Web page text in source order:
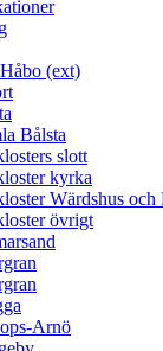
(ext)
Bålsta
slott
kyrka
Wärdshus och
övrigt
Arnö